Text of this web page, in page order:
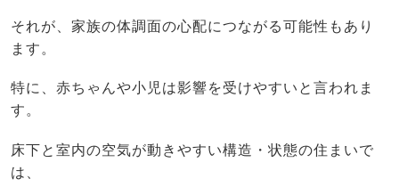
それが、家族の体調面の心配につながる可能性もあり
ます。
特に、赤ちゃんや小児は影響を受けやすいと言われま
す。
床下と室内の空気が動きやすい構造・状態の住まいで
は、